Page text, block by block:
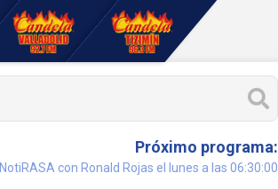
Próximo programa:
NotiRASA con Ronald Rojas el lunes a las 06:30:00